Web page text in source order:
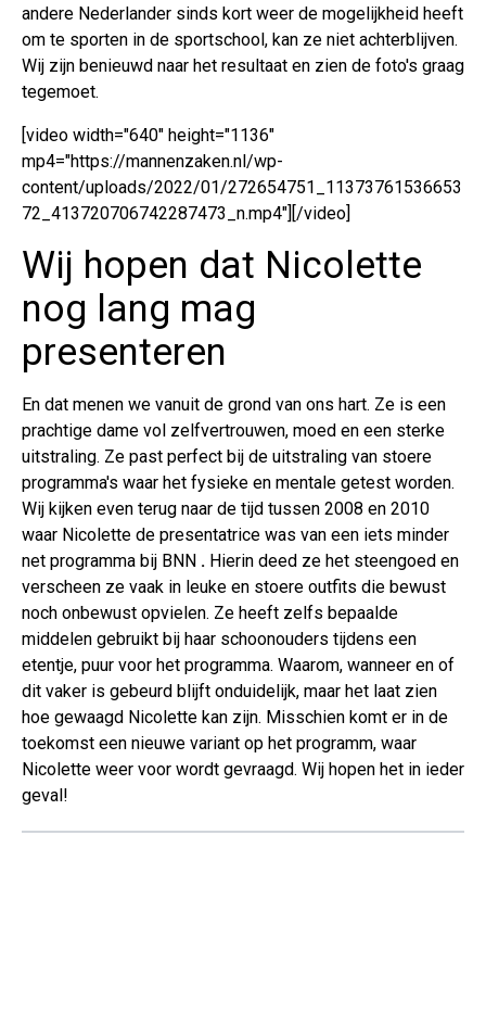
andere Nederlander sinds kort weer de mogelijkheid heeft
om te sporten in de sportschool, kan ze niet achterblijven.
Wij zijn benieuwd naar het resultaat en zien de foto's graag
tegemoet.
[video width="640" height="1136"
mp4="https://mannenzaken.nl/wp-
content/uploads/2022/01/272654751_11373761536653
72_413720706742287473_n.mp4"][/video]
Wij hopen dat Nicolette
nog lang mag
presenteren
En dat menen we vanuit de grond van ons hart. Ze is een
prachtige dame vol zelfvertrouwen, moed en een sterke
uitstraling. Ze past perfect bij de uitstraling van stoere
programma's waar het fysieke en mentale getest worden.
Wij kijken even terug naar de tijd tussen 2008 en 2010
waar Nicolette de presentatrice was van een iets minder
net programma bij BNN . Hierin deed ze het steengoed en
verscheen ze vaak in leuke en stoere outfits die bewust
noch onbewust opvielen. Ze heeft zelfs bepaalde
middelen gebruikt bij haar schoonouders tijdens een
etentje, puur voor het programma. Waarom, wanneer en of
dit vaker is gebeurd blijft onduidelijk, maar het laat zien
hoe gewaagd Nicolette kan zijn. Misschien komt er in de
toekomst een nieuwe variant op het programm, waar
Nicolette weer voor wordt gevraagd. Wij hopen het in ieder
geval!